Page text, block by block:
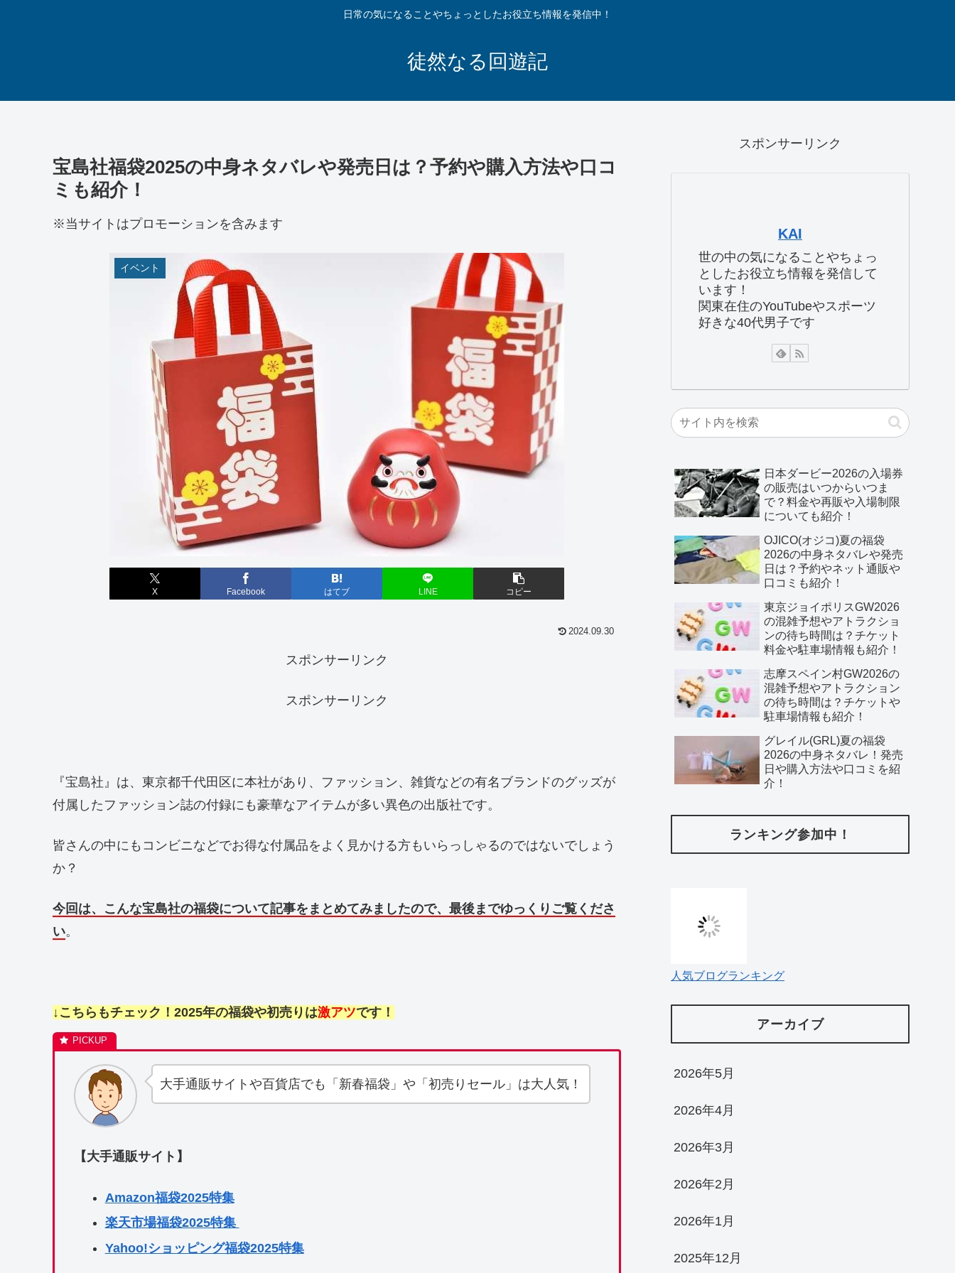
日常の気になることやちょっとしたお役立ち情報を発信中！
徒然なる回遊記
宝島社福袋2025の中身ネタバレや発売日は？予約や購入方法や口コ
ミも紹介！
※当サイトはプロモーションを含みます
イベント
X Facebook はてブ LINE コピー
2024.09.30
スポンサーリンク
スポンサーリンク
『宝島社』は、東京都千代田区に本社があり、ファッション、雑貨などの有名ブランドのグッズが
付属したファッション誌の付録にも豪華なアイテムが多い異色の出版社です。
皆さんの中にもコンビニなどでお得な付属品をよく見かける方もいらっしゃるのではないでしょう
か？
今回は、こんな宝島社の福袋について記事をまとめてみましたので、最後までゆっくりご覧くださ
い。
↓こちらもチェック！2025年の福袋や初売りは激アツです！
大手通販サイトや百貨店でも「新春福袋」や「初売りセール」は大人気！
【大手通販サイト】
Amazon福袋2025特集
楽天市場福袋2025特集
Yahoo!ショッピング福袋2025特集
スポンサーリンク
KAI
世の中の気になることやちょっ
としたお役立ち情報を発信して
います！
関東在住のYouTubeやスポーツ
好きな40代男子です
日本ダービー2026の入場券
の販売はいつからいつま
で？料金や再販や入場制限
についても紹介！
OJICO(オジコ)夏の福袋
2026の中身ネタバレや発売
日は？予約やネット通販や
口コミも紹介！
東京ジョイポリスGW2026
の混雑予想やアトラクショ
ンの待ち時間は？チケット
料金や駐車場情報も紹介！
志摩スペイン村GW2026の
混雑予想やアトラクション
の待ち時間は？チケットや
駐車場情報も紹介！
グレイル(GRL)夏の福袋
2026の中身ネタバレ！発売
日や購入方法や口コミを紹
介！
ランキング参加中！
人気ブログランキング
アーカイブ
2026年5月
2026年4月
2026年3月
2026年2月
2026年1月
2025年12月